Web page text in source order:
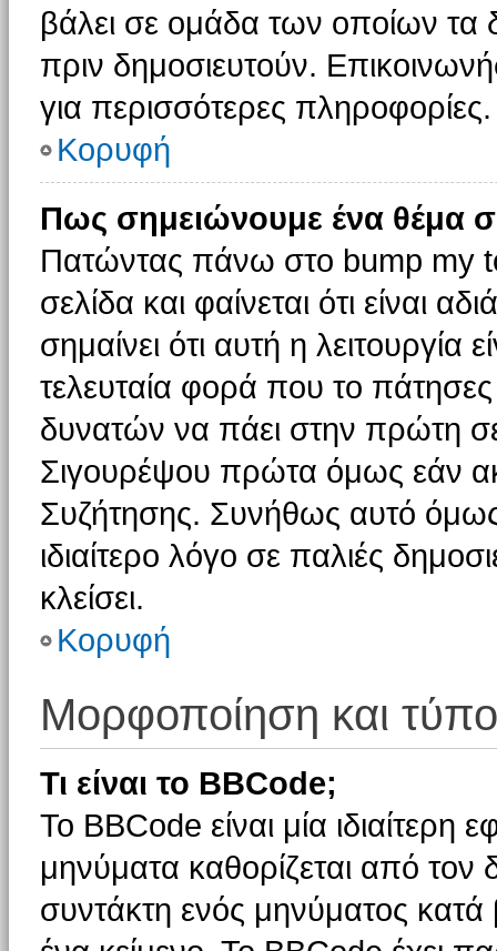
βάλει σε ομάδα των οποίων τα
πριν δημοσιευτούν.
για περισσότερες πληροφορίες.
Κορυφή
Πως σημειώνουμε ένα θέμα
Πατώντας πάνω στο bump my
σελίδα και φαίνεται ότι είναι
σημαίνει ότι αυτή η λειτουργία
τελευταία φορά που το πάτησες
δυνατών να πάει στην πρώτη
Σιγουρέψου πρώτα όμως εάν
Συζήτησης. Συνήθως αυτό όμως
ιδιαίτερο λόγο σε παλιές
κλείσει.
Κορυφή
Μορφοποίηση και
Τι είναι το BBCode;
Το BBCode είναι μία
μηνύματα καθορίζεται από τον
συντάκτη ενός μηνύματος